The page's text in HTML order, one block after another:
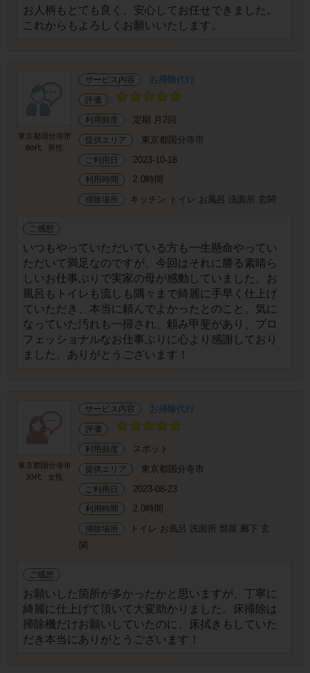
お人柄もとても良く、安心してお任せできました。
これからもよろしくお願いいたします。
東京都国分寺市
80代
男性
サービス内容 お掃除代行
評価
利用頻度 定期 月2回
提供エリア 東京都国分寺市
ご利用日 2023-10-18
利用時間 2.0時間
掃除場所 キッチン トイレ お風呂 洗面所 玄関
ご感想
いつもやっていただいている方も一生懸命やってい
ただいて満足なのですが、今回はそれに勝る素晴ら
しいお仕事ぶりで実家の母が感動していました。お
風呂もトイレも流しも隅々まで綺麗に手早く仕上げ
ていただき、本当に頼んでよかったとのこと。気に
なっていた汚れも一掃され、頼み甲斐があり、プロ
フェッショナルなお仕事ぶりに心より感謝しており
ました。ありがとうございます！
東京都国分寺市
30代
女性
サービス内容 お掃除代行
評価
利用頻度 スポット
提供エリア 東京都国分寺市
ご利用日 2023-08-23
利用時間 2.0時間
掃除場所
トイレ お風呂 洗面所 部屋 廊下 玄
関
ご感想
お願いした箇所が多かったかと思いますが、丁寧に
綺麗に仕上げて頂いて大変助かりました。床掃除は
掃除機だけお願いしていたのに、床拭きもしていた
だき本当にありがとうございます！